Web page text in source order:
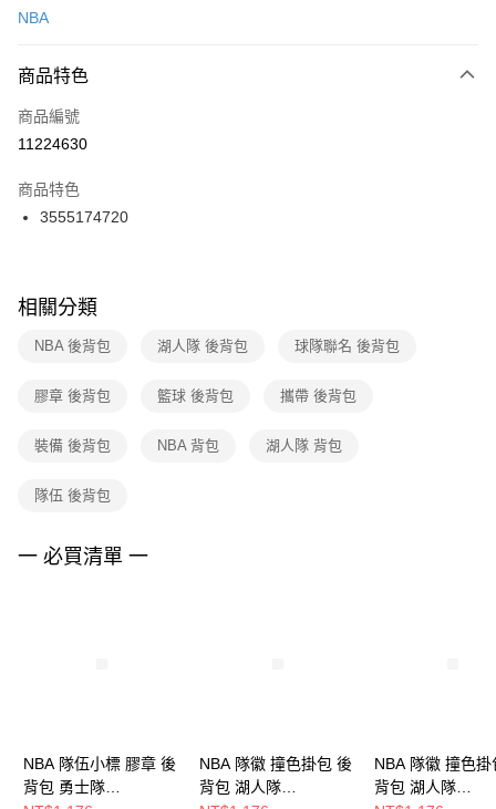
便利好安心！
３．安心：先確認商品／服務後，再付款。
【「AFTEE先享後付」結帳流程】
１．於結帳方式選擇「AFTEE先享後付」後，將跳轉至「AFTEE先享後付」
２．訂單成立數日內，您將收到繳費通知簡訊。
３．收到繳費通知簡訊後14天內，點擊此簡訊中的連結，可透過四大超商／
ATM／網路銀行／等多元方式進行付款，方視為交易完成。
※ 交易是否成功請以「AFTEE先享後付 」之結帳頁面顯示為準，若有關於
是否繳費成功／繳費後需取消欲退款等相關疑問，請聯繫「AFTEE先享後付
客戶支援中心」
https://netprotections.freshdesk.com/support/home
１．透過由恩沛科技股份有限公司提供之「AFTEE先享後付」服務完成之交
權轉讓予恩沛科技股份有限公司。
３．未成年的使用者請事先徵得法定代理人或監護人之同意方可使用
４．使用「AFTEE先享後付」時，將依據個別帳號之用戶狀況，依本公司即
運送方式
每筆NT$100，滿NT$1,500(含以上)免運費
宅配
每筆NT$100，滿NT$1,500(含以上)免運費
付款後門市自取
每筆NT$100，滿NT$1,500(含以上)免運費
NBA
商品特色
商品編號
11224630
商品特色
3555174720
相關分類
NBA 後背包 湖人隊 後背包 球隊聯名 後背包
膠章 後背包 籃球 後背包 攜帶 後背包
裝備 後背包 NBA 背包 湖人隊 背包
隊伍 後背包
一 必買清單 一
NBA 隊伍小標 膠章 後
背包 勇士隊
NBA 隊徽 撞色掛包 後
背包 湖人隊
NBA 隊徽 撞色掛
背包 湖人隊